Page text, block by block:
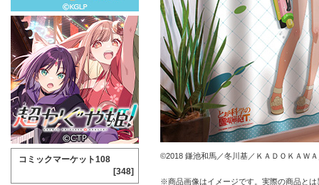
©2018 鎌池和馬／冬川基／ＫＡＤＯＫＡＷ
※商品画像はイメージです。実際の商品と
コミックマーケット108
[348]